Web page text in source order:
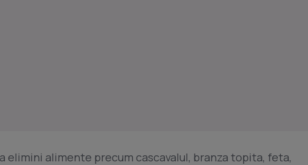
elimini alimente precum cascavalul, branza topita, feta,